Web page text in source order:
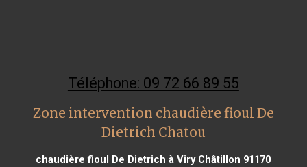
Téléphone: 09 72 66 89 55
Zone intervention chaudière fioul De
Dietrich Chatou
chaudière fioul De Dietrich à Viry Châtillon 91170